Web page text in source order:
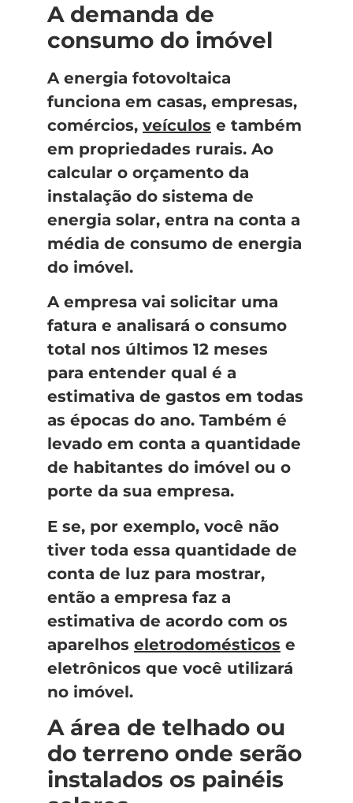
A demanda de
consumo do imóvel
A energia fotovoltaica
funciona em casas, empresas,
comércios, veículos e também
em propriedades rurais. Ao
calcular o orçamento da
instalação do sistema de
energia solar, entra na conta a
média de consumo de energia
do imóvel.
A empresa vai solicitar uma
fatura e analisará o consumo
total nos últimos 12 meses
para entender qual é a
estimativa de gastos em todas
as épocas do ano. Também é
levado em conta a quantidade
de habitantes do imóvel ou o
porte da sua empresa.
E se, por exemplo, você não
tiver toda essa quantidade de
conta de luz para mostrar,
então a empresa faz a
estimativa de acordo com os
aparelhos eletrodomésticos e
eletrônicos que você utilizará
no imóvel.
A área de telhado ou
do terreno onde serão
instalados os painéis